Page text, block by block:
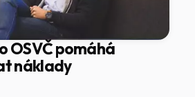
OSVČ pomáhá
náklady